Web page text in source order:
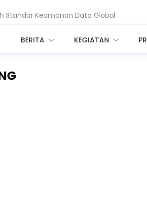
Standar Keamanan Data Global
Hadapi Ancaman AI dan Quantum
BERITA KEGIATAN